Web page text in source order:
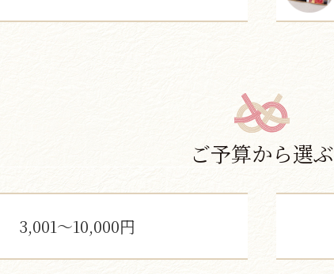
ご予算から選ぶ
3,001～10,000円